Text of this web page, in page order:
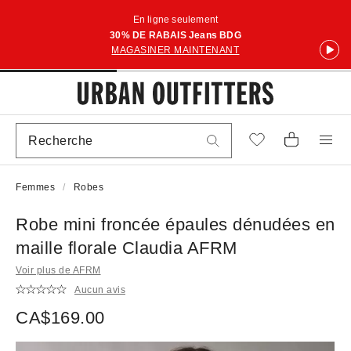
En ligne seulement
30% DE RABAIS Jeans BDG
MAGASINER MAINTENANT
Femmes Robes
Robe mini froncée épaules dénudées en
maille florale Claudia AFRM
Voir plus de AFRM
Aucun avis
CA$169.00